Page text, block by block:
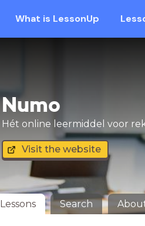
What is LessonUp
Numo
Hét online leermiddel voor
Visit the website
Lessons Search